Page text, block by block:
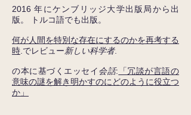
2016 年にケンブリッジ大学出版局から出
版。 トルコ語でも出版。
何が人間を特別な存在にするのかを再考する
時 .でレビュー新しい科学者.
の本に基づくエッセイ会話: 「冗談が言語の
意味の謎を解き明かすのにどのように役立つ
か」